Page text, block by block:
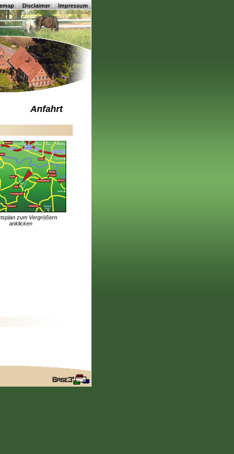
Disclaimer Impressum
Anfahrt
zum Vergrößern
anklicken